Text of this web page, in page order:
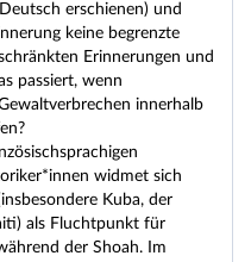
erschienen) und
keine begrenzte
Erinnerungen und
passiert, wenn
innerhalb
widmet sich
Kuba, der
als Fluchtpunkt für
der Shoah. Im